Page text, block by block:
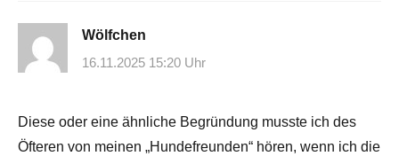
Wölfchen
16.11.2025 15:20 Uhr
Diese oder eine ähnliche Begründung musste ich des
Öfteren von meinen „Hundefreunden“ hören, wenn ich die